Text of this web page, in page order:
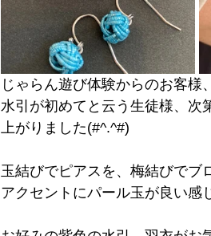
じゃらん遊び体験からのお客様、
水引が初めてと云う生徒様、次
上がりました(#^.^#)
玉結びでピアスを、梅結びで
アクセントにパール玉が良い感